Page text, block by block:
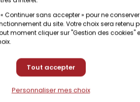
Continuer sans accepter » pour ne
du site. Votre choix sera retenu
moment cliquer sur "Gestion des cookies"
Tout accepter
Personnaliser mes choix
Ajouter
au
devis
Disponibilité selon
Voir prix et disponibilité en
magasin
U727
Bande de chant